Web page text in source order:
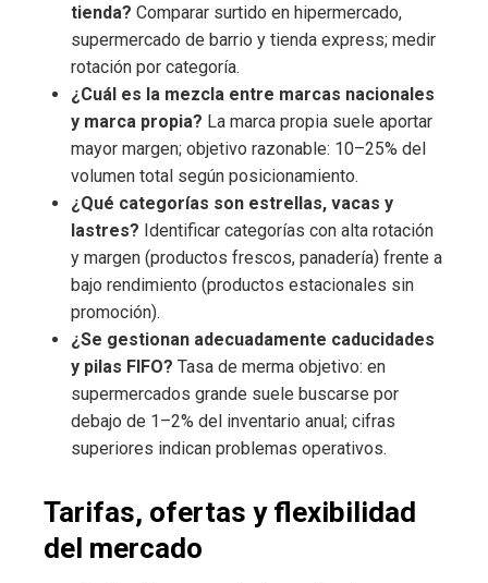
tienda? Comparar surtido en hipermercado,
supermercado de barrio y tienda express; medir
rotación por categoría.
¿Cuál es la mezcla entre marcas nacionales
y marca propia? La marca propia suele aportar
mayor margen; objetivo razonable: 10–25% del
volumen total según posicionamiento.
¿Qué categorías son estrellas, vacas y
lastres? Identificar categorías con alta rotación
y margen (productos frescos, panadería) frente a
bajo rendimiento (productos estacionales sin
promoción).
¿Se gestionan adecuadamente caducidades
y pilas FIFO? Tasa de merma objetivo: en
supermercados grande suele buscarse por
debajo de 1–2% del inventario anual; cifras
superiores indican problemas operativos.
Tarifas, ofertas y flexibilidad
del mercado